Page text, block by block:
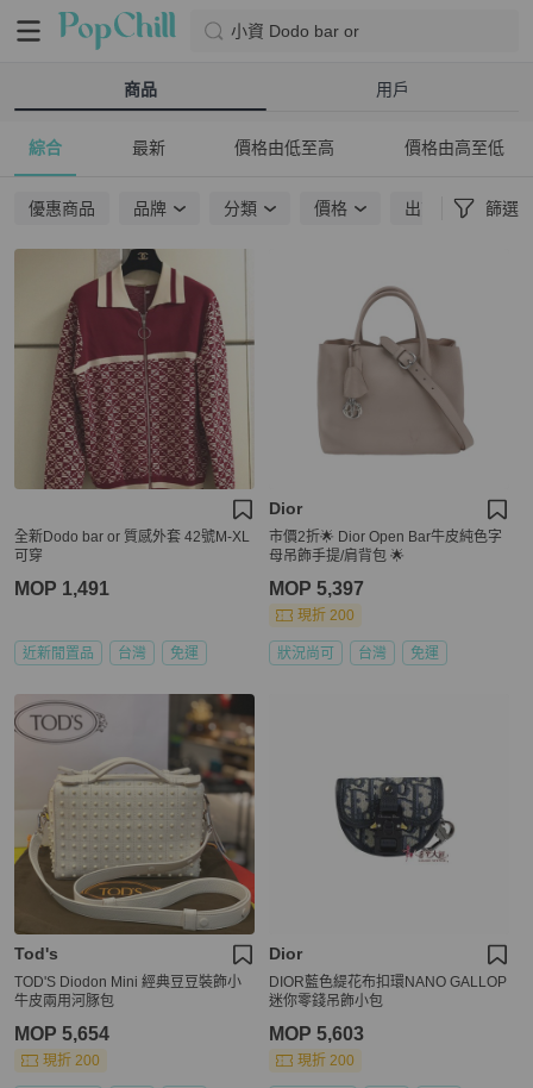
小資 Dodo bar or
商品 用戶
綜合 最新 價格由低至高 價格由高至低
優惠商品 品牌 分類 價格 出貨地點 篩選
全新Dodo bar or 質感外套 42號M-XL
可穿
MOP 1,491
近新閒置品 台灣 免運
Dior
市價2折🌟 Dior Open Bar牛皮純色字
母吊飾手提/肩背包 🌟
MOP 5,397
現折 200
狀況尚可 台灣 免運
Tod's
TOD'S Diodon Mini 經典豆豆裝飾小
牛皮兩用河豚包
MOP 5,654
現折 200
Dior
DIOR藍色緹花布扣環NANO GALLOP
迷你零錢吊飾小包
MOP 5,603
現折 200